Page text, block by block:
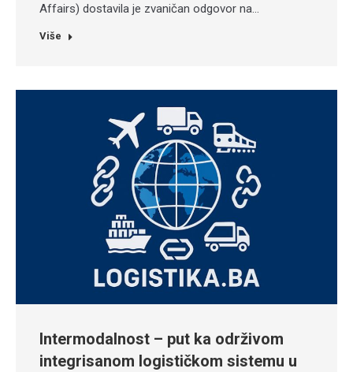
Affairs) dostavila je zvaničan odgovor na…
Više
Intermodalnost – put ka održivom
integrisanom logističkom sistemu u